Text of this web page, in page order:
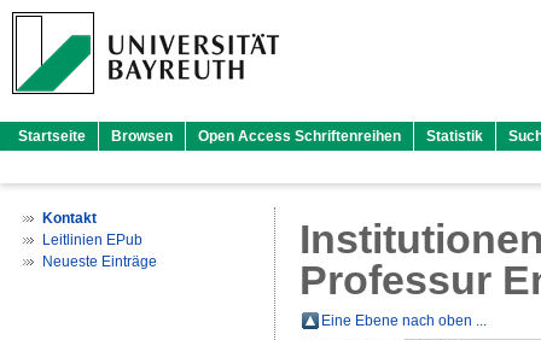
Startseite Browsen Open Access Schriftenreihen Statistik
Kontakt
Leitlinien EPub
Neueste Einträge
Professur
Eine Ebene nach oben ...